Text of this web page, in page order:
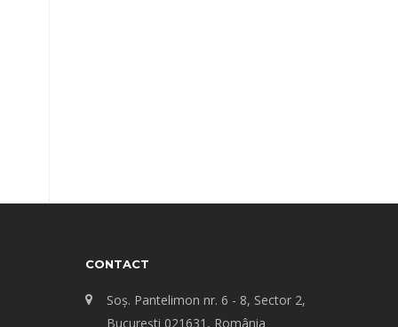
CONTACT
Soș. Pantelimon nr. 6 - 8, Sector 2,
Bucureşti 021631, România